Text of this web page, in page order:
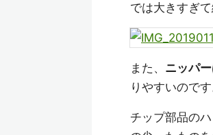
では大きすぎ
また、 ニッパ
りやすいのです
チップ部品の